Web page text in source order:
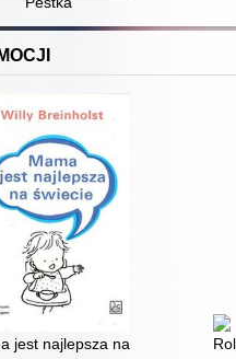
/ Paulina Niesuchorska
pierwszego dziecka przez
jest najlepsza na świecie